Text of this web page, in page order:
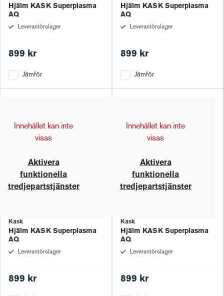
Hjälm KASK Superplasma
AQ
Leverantörslager
899 kr
Jämför
Hjälm KASK Superplasma
AQ
Leverantörslager
899 kr
Jämför
Innehållet kan inte
visas
Aktivera
funktionella
tredjepartstjänster
Kask
Hjälm KASK Superplasma
AQ
Leverantörslager
899 kr
Innehållet kan inte
visas
Aktivera
funktionella
tredjepartstjänster
Kask
Hjälm KASK Superplasma
AQ
Leverantörslager
899 kr